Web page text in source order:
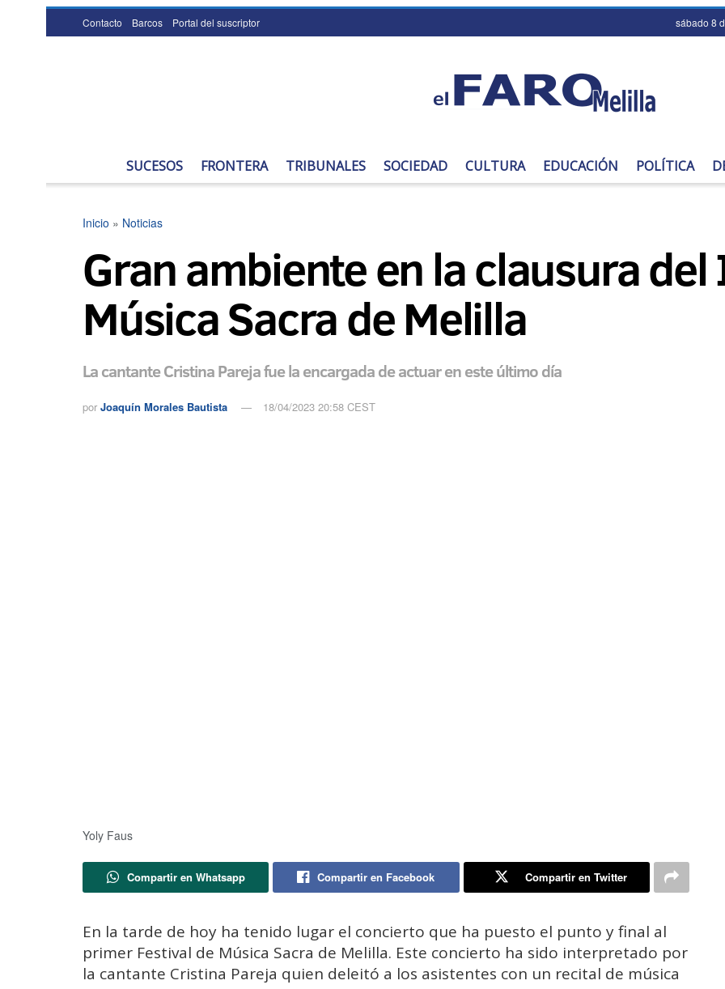
Contacto Barcos Portal del suscriptor sábado 8
SUCESOS FRONTERA TRIBUNALES SOCIEDAD CULTURA EDUCACIÓN POLÍTICA
Inicio » Noticias
Gran ambiente en la clausura del
Música Sacra de Melilla
La cantante Cristina Pareja fue la encargada de actuar en este último día
por Joaquín Morales Bautista 18/04/2023 20:58 CEST
Yoly Faus
Compartir en Whatsapp Compartir en Facebook Compartir en Twitter
En la tarde de hoy ha tenido lugar el concierto que ha puesto el punto y final al
primer Festival de Música Sacra de Melilla. Este concierto ha sido interpretado por
la cantante Cristina Pareja quien deleitó a los asistentes con un recital de música